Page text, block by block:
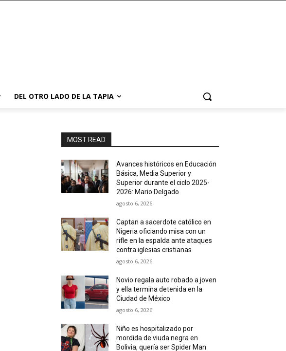
DEL OTRO LADO DE LA TAPIA
MOST READ
Avances históricos en Educación
Básica, Media Superior y
Superior durante el ciclo 2025-
2026: Mario Delgado
agosto 6, 2026
Captan a sacerdote católico en
Nigeria oficiando misa con un
rifle en la espalda ante ataques
contra iglesias cristianas
agosto 6, 2026
Novio regala auto robado a joven
y ella termina detenida en la
Ciudad de México
agosto 6, 2026
Niño es hospitalizado por
mordida de viuda negra en
Bolivia, quería ser Spider Man